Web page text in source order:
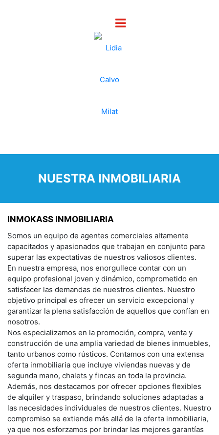
NUESTRA INMOBILIARIA
INMOKASS INMOBILIARIA
Somos un equipo de agentes comerciales altamente
capacitados y apasionados que trabajan en conjunto para
superar las expectativas de nuestros valiosos clientes.
En nuestra empresa, nos enorgullece contar con un
equipo profesional joven y dinámico, comprometido en
satisfacer las demandas de nuestros clientes. Nuestro
objetivo principal es ofrecer un servicio excepcional y
garantizar la plena satisfacción de aquellos que confían en
nosotros.
Nos especializamos en la promoción, compra, venta y
construcción de una amplia variedad de bienes inmuebles,
tanto urbanos como rústicos. Contamos con una extensa
oferta inmobiliaria que incluye viviendas nuevas y de
segunda mano, chalets y fincas en toda la provincia.
Además, nos destacamos por ofrecer opciones flexibles
de alquiler y traspaso, brindando soluciones adaptadas a
las necesidades individuales de nuestros clientes. Nuestro
compromiso se extiende más allá de la oferta inmobiliaria,
ya que nos esforzamos por brindar las mejores garantías